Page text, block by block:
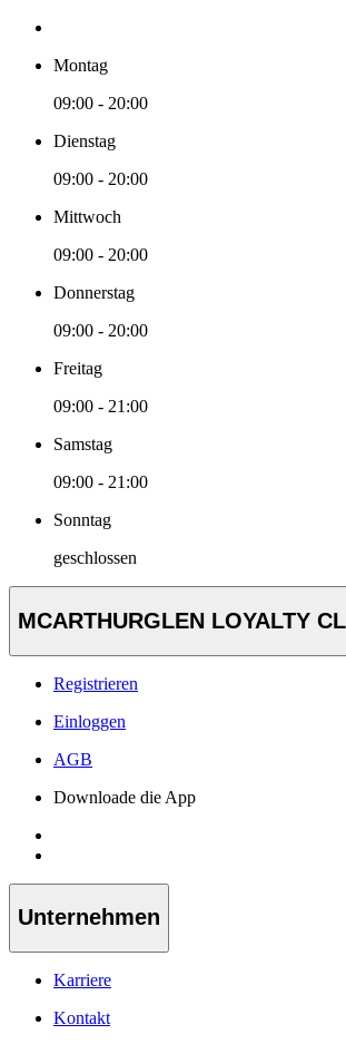
Montag
09:00 - 20:00
Dienstag
09:00 - 20:00
Mittwoch
09:00 - 20:00
Donnerstag
09:00 - 20:00
Freitag
09:00 - 21:00
Samstag
09:00 - 21:00
Sonntag
geschlossen
MCARTHURGLEN LOYALTY
Registrieren
Einloggen
AGB
Downloade die App
Unternehmen
Karriere
Kontakt